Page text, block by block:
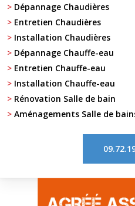
> Dépannage Chaudières
> Entretien Chaudières
> Installation Chaudières
> Dépannage Chauffe-eau
> Entretien Chauffe-eau
> Installation Chauffe-eau
> Rénovation Salle de bain
> Aménagements Salle de